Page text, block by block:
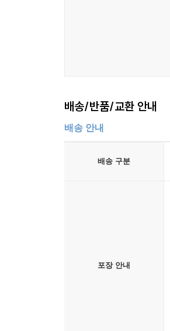
배송/반품/교환 안내
배송 안내
배송 구분
포장 안내